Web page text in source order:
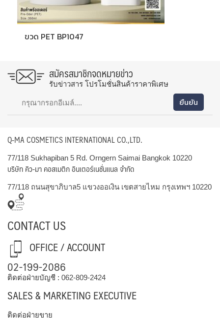
ขวด PET BP1047
สมัครสมาชิกจดหมายข่าว
รับข่าวสาร โปรโมชั่นสินค้าราคาพิเศษ
Q-MA COSMETICS INTERNATIONAL CO.,LTD.
77/118 Sukhapiban 5 Rd. Orngern Saimai Bangkok 10220
บริษัท คิว-มา คอสเมติก อินเตอร์เนชั่นแนล จำกัด
77/118 ถนนสุขาภิบาล5 แขวงออเงิน เขตสายไหม กรุงเทพฯ 10220
CONTACT US
OFFICE / ACCOUNT
02-199-2086
ติดต่อฝ่ายบัญชี : 062-809-2424
SALES & MARKETING EXECUTIVE
ติดต่อฝ่ายขาย